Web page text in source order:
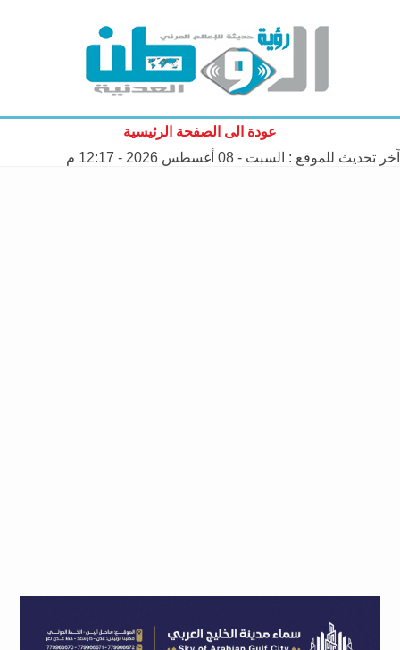
عودة الى الصفحة الرئيسية
آخر تحديث للموقع : السبت - 08 أغسطس 2026 - 12:17 م